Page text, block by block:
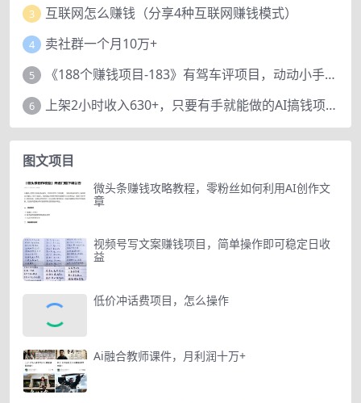
3 互联网怎么赚钱（分享4种互联网赚钱模式）
4 卖社群一个月10万+
5 《188个赚钱项目-183》有驾车评项目，动动小手，复制粘贴赚44元！
6 上架2小时收入630+，只要有手就能做的AI搞钱项目，奶奶看完都能学会!
图文项目
微头条赚钱攻略教程，零粉丝如何利用AI创作文
章
视频号写文案赚钱项目，简单操作即可稳定日收
益
低价冲话费项目，怎么操作
Ai融合教师课件，月利润十万+